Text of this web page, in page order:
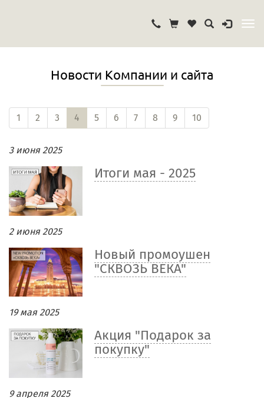
Новости Компании и сайта
1 2 3 4 5 6 7 8 9 10
3 июня 2025
Итоги мая - 2025
2 июня 2025
Новый промоушен
"СКВОЗЬ ВЕКА"
19 мая 2025
Акция "Подарок за
покупку"
9 апреля 2025